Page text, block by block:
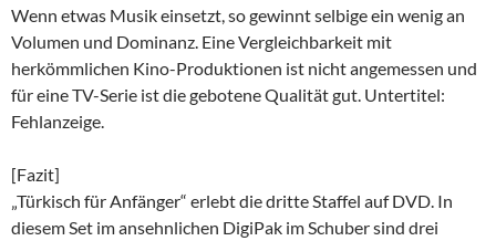
Wenn etwas Musik einsetzt, so gewinnt selbige ein wenig an
Volumen und Dominanz. Eine Vergleichbarkeit mit
herkömmlichen Kino-Produktionen ist nicht angemessen und
für eine TV-Serie ist die gebotene Qualität gut. Untertitel:
Fehlanzeige.
[Fazit]
„Türkisch für Anfänger“ erlebt die dritte Staffel auf DVD. In
diesem Set im ansehnlichen DigiPak im Schuber sind drei